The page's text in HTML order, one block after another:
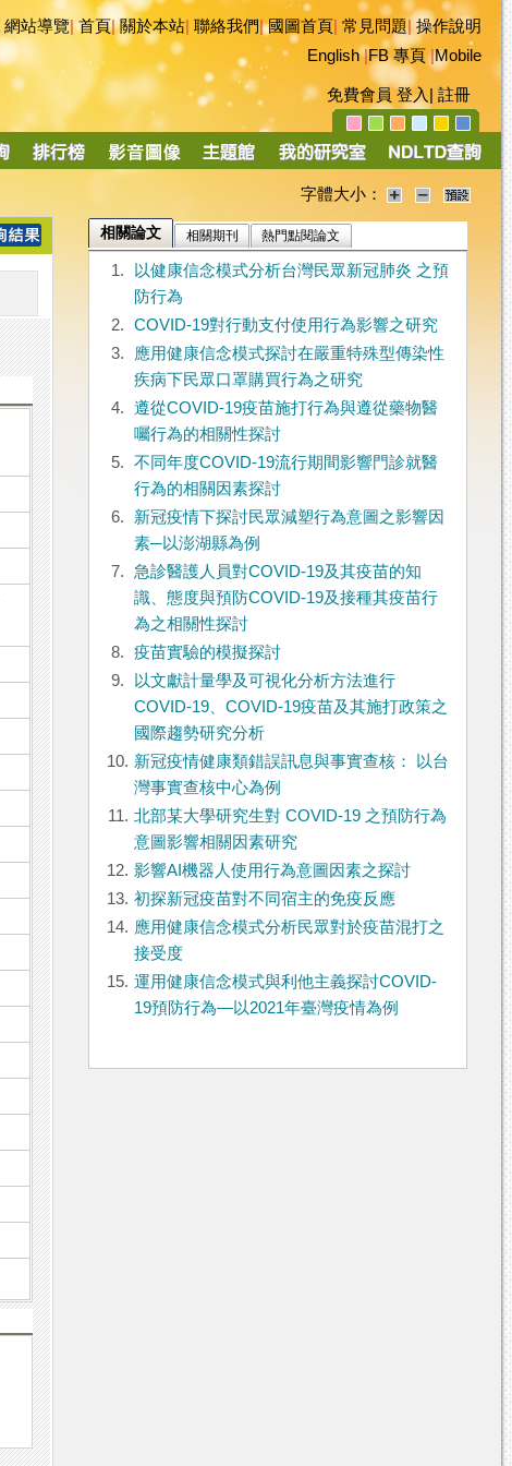
網站導覽|首頁|關於本站 聯絡我們|國圖首頁 常見問題|操作說明
English|FB 專頁|Mobile
免費會員 登入 註冊
字體大小：
相關論文 相關期刊 熱門點閱論文
1.
以健康信念模式分析台灣民眾新冠肺炎 之預
防行為
2.
COVID-19對行動支付使用行為影響之研究
3.
應用健康信念模式探討在嚴重特殊型傳染性
疾病下民眾口罩購買行為之研究
4.
遵從COVID-19疫苗施打行為與遵從藥物醫
囑行為的相關性探討
5.
不同年度COVID-19流行期間影響門診就醫
行為的相關因素探討
6.
新冠疫情下探討民眾減塑行為意圖之影響因
素─以澎湖縣為例
7.
急診醫護人員對COVID-19及其疫苗的知
識、態度與預防COVID-19及接種其疫苗行
為之相關性探討
8.
疫苗實驗的模擬探討
9.
以文獻計量學及可視化分析方法進行
COVID-19、COVID-19疫苗及其施打政策之
國際趨勢研究分析
10. 新冠疫情健康類錯誤訊息與事實查核： 以台
灣事實查核中心為例
11. 北部某大學研究生對 COVID-19 之預防行為
意圖影響相關因素研究
12. 影響AI機器人使用行為意圖因素之探討
13. 初探新冠疫苗對不同宿主的免疫反應
14. 應用健康信念模式分析民眾對於疫苗混打之
接受度
15. 運用健康信念模式與利他主義探討COVID-
19預防行為—以2021年臺灣疫情為例